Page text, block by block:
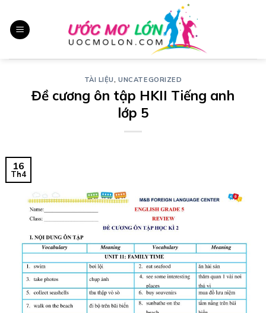
đến
nội
TÀI LIỆU,UNCATEGORIZED
Đề cương ôn tập HKII Tiếng anh
lớp 5
16
Th4